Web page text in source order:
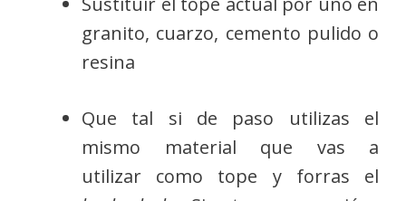
granito, cuarzo, cemento pulido o
resina
Que tal si de paso utilizas el
mismo material que vas a
utilizar como tope y forras el